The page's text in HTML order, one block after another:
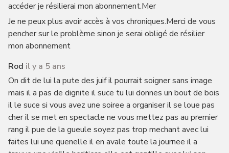
accéder je résilierai mon abonnement.Mer
Je ne peux plus avoir accès à vos chroniques.Merci de vous
pencher sur le problème sinon je serai obligé de résilier
mon abonnement
Rod il y a 5 ans
On dit de lui la pute des juif il pourrait soigner sans image
mais il a pas de dignite il suce tu lui donnes un bout de bois
il le suce si vous avez une soiree a organiser il se loue pas
cher il se met en spectacle ne vous mettez pas au premier
rang il pue de la gueule soyez pas trop mechant avec lui
faites lui une quenelle il en avale toute la journee il a